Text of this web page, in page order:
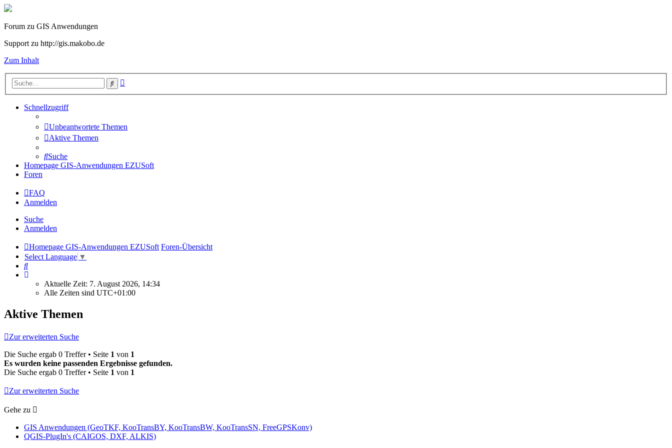
Forum zu GIS Anwendungen
Support zu http://gis.makobo.de
Zum Inhalt
Suche
Schnellzugriff
Unbeantwortete Themen
Aktive Themen
Suche
Homepage GIS-Anwendungen EZUSoft
Foren
FAQ
Anmelden
Suche
Anmelden
Homepage GIS-Anwendungen EZUSoft Foren-Übersicht
Select Language ▼
Suche
Aktuelle Zeit: 7. August 2026, 14:34
Alle Zeiten sind UTC+01:00
Aktive Themen
Zur erweiterten Suche
Die Suche ergab 0 Treffer • Seite 1 von 1
Es wurden keine passenden Ergebnisse gefunden.
Die Suche ergab 0 Treffer • Seite 1 von 1
Zur erweiterten Suche
Gehe zu
GIS Anwendungen (GeoTKF, KooTransBY, KooTransBW, KooTransSN, FreeGPSKonv)
QGIS-PlugIn's (CAIGOS, DXF, ALKIS)